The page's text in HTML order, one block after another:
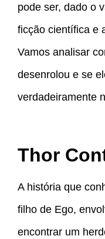
pode ser, dado o
ficção científica e
Vamos analisar
desenrolou e se
verdadeiramente
Thor
A história que
filho de Ego,
encontrar um